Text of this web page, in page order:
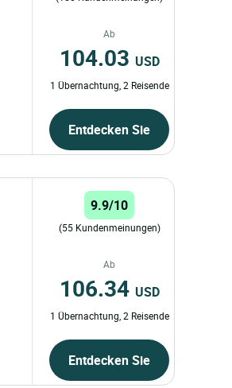
Ab
104.03 USD
1 Übernachtung, 2 Reisende
Entdecken Sie
9.9/10
(55 Kundenmeinungen)
Ab
106.34 USD
1 Übernachtung, 2 Reisende
Entdecken Sie